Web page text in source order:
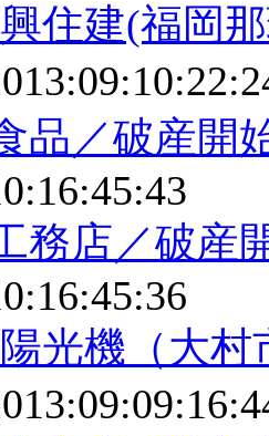
興住建(福岡
品／破産開
務店／破産
陽光機（大